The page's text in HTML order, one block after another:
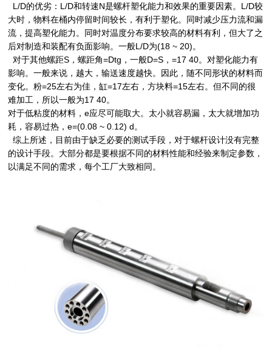
L/D的优劣：L/D和转速N是螺杆塑化能力和效果的重要因素。L/D较
大时，物料在桶内停留时间较长，有利于塑化。同时减少压力流和漏
流，提高塑化能力。同时对温度分布要求较高的材料有利，但大了之
后对制造和装配有负面影响。一般L/D为(18 ~ 20)。
对于其他螺距S，螺距角=Dtg，一般D=S，=17 40。对塑化能力有
影响。一般来说，越大，输送速度越快。因此，随不同形状的材料而
变化。粉=25左右为佳，缸=17左右，方块料=15左右。但不同的很
难加工，所以一般为17 40。
对于低粘度的材料，e应尽可能取大。太小就容易漏，太大就增加功
耗，容易过热，e=(0.08 ~ 0.12) d。
综上所述，目前由于缺乏必要的测试手段，对于螺杆设计没有完整
的设计手段。大部分都是要根据不同的材料性能和经验来制定参数，
以满足不同的需求，每个工厂大致相同。